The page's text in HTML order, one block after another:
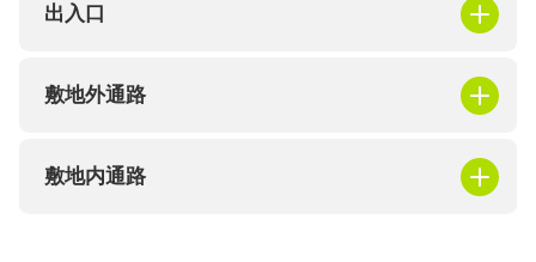
出入口
敷地外通路
敷地内通路